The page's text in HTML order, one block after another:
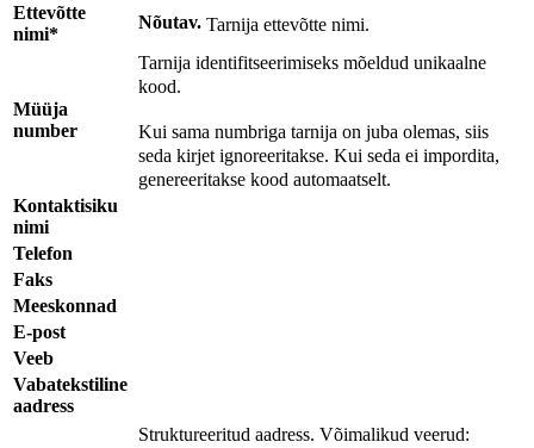
Ettevõtte
nimi*
Nõutav. Tarnija ettevõtte nimi.
Müüja
number
Tarnija identifitseerimiseks mõeldud unikaalne
kood.
Kui sama numbriga tarnija on juba olemas, siis
seda kirjet ignoreeritakse. Kui seda ei impordita,
genereeritakse kood automaatselt.
Kontaktisiku
nimi
Telefon
Faks
Meeskonnad
E-post
Veeb
Vabatekstiline
aadress
Struktureeritud aadress. Võimalikud veerud: